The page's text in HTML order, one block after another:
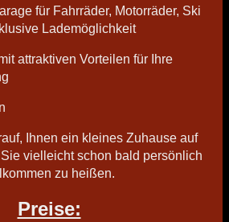
für Fahrräder, Motorräder, Ski
Lademöglichkeit
attraktiven Vorteilen für Ihre
Ihnen ein kleines Zuhause auf
vielleicht schon bald persönlich
zu heißen.
Preise: